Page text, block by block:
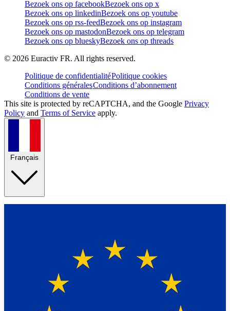
Bezoek ons op facebookBezoek ons op x
Bezoek ons op linkedinBezoek ons op youtube
Bezoek ons op rss-feedBezoek ons op instagram
Bezoek ons op mastodonBezoek ons op telegram
Bezoek ons op blueskyBezoek ons op threads
© 2026 Euractiv FR. All rights reserved.
Politique de confidentialitéPolitique cookies
Conditions généralesConditions d’abonnement
Conditions de vente
This site is protected by reCAPTCHA, and the Google Privacy
Policy and Terms of Service apply.
Français